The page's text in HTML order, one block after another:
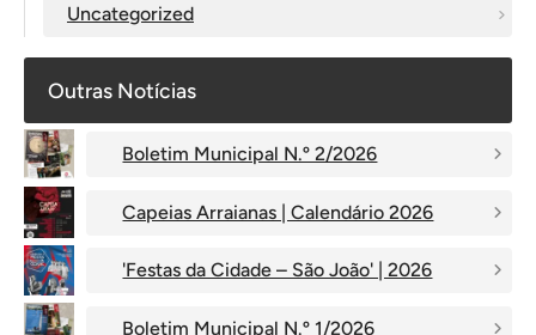
Uncategorized
Outras Notícias
Boletim Municipal N.º 2/2026
Capeias Arraianas | Calendário 2026
'Festas da Cidade – São João' | 2026
Boletim Municipal N.º 1/2026